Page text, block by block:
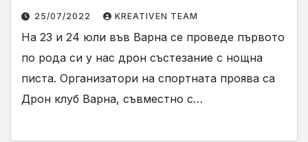
25/07/2022 KREATIVEN TEAM
На 23 и 24 юли във Варна се проведе първото
по рода си у нас дрон състезание с нощна
писта. Организатори на спортната проява са
Дрон клуб Варна, съвместно с…